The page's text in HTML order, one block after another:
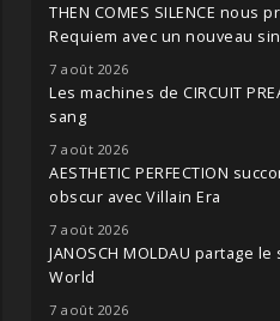
THEN COMES SILENCE nous
Requiem avec un nouveau
7 août 2026
Les machines de CIRCUIT
sang
7 août 2026
AESTHETIC PERFECTION
obscur avec Villain Era
7 août 2026
JANOSCH MOLDAU partage
World
7 août 2026